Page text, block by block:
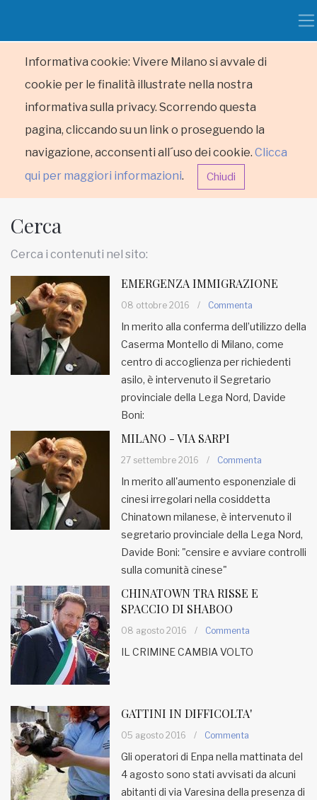
Informativa cookie: Vivere Milano si avvale di
cookie per le finalità illustrate nella nostra
informativa sulla privacy. Scorrendo questa
pagina, cliccando su un link o proseguendo la
navigazione, acconsenti all´uso dei cookie. Clicca
qui per maggiori informazioni. Chiudi
HOME
RUBRICHE
MUNICIPI
Inviateci le vostre segnalazioni
www.viveremilano.info
Fondato e diretto da Enzo De
Bernardis
EDB edizioni - Via Brivio angolo C.
Imbonati, 89 20159 Milano (Italia)
Informativa sulla privacy
Cerca
Cerca i contenuti nel sito:
EMERGENZA IMMIGRAZIONE
08 ottobre 2016 / Commenta
In merito alla conferma dell’utilizzo della
Caserma Montello di Milano, come
centro di accoglienza per richiedenti
asilo, è intervenuto il Segretario
provinciale della Lega Nord, Davide
Boni:
MILANO - VIA SARPI
27 settembre 2016 / Commenta
In merito all'aumento esponenziale di
cinesi irregolari nella cosiddetta
Chinatown milanese, è intervenuto il
segretario provinciale della Lega Nord,
Davide Boni: "censire e avviare controlli
sulla comunità cinese"
CHINATOWN TRA RISSE E
SPACCIO DI SHABOO
08 agosto 2016 / Commenta
IL CRIMINE CAMBIA VOLTO
GATTINI IN DIFFICOLTA'
05 agosto 2016 / Commenta
Gli operatori di Enpa nella mattinata del
4 agosto sono stati avvisati da alcuni
abitanti di via Varesina della presenza di